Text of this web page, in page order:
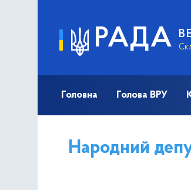
РАДА
Головна Голова ВРУ
Народний